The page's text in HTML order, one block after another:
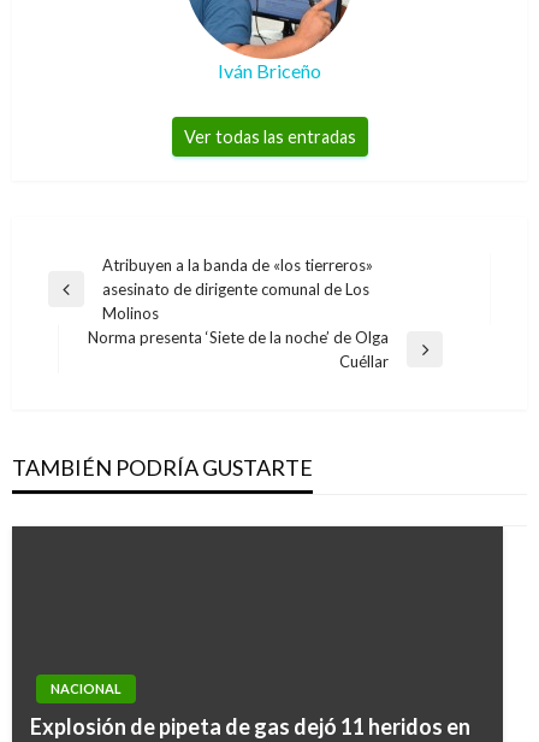
Iván Briceño
Ver todas las entradas
Navegación
de
entradas
Entrada
anterior
Atribuyen a la banda de «los tierreros»
asesinato de dirigente comunal de Los
Molinos
Norma presenta ‘Siete de la noche’ de Olga
Cuéllar
TAMBIÉN PODRÍA GUSTARTE
NACIONAL
Explosión de pipeta de gas dejó 11 heridos en